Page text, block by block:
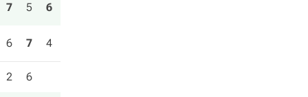
7 5 6
6 7 4
2 6